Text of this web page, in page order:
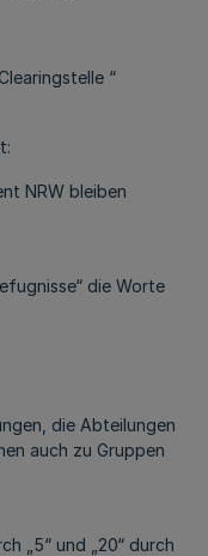
“
NRW bleiben
die Worte
die Abteilungen
auch zu Gruppen
„5“ und „20“ durch